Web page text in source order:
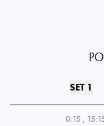
SET 1
0:15 ,